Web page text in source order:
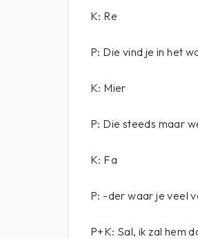
K: Re
P: Die vind je in het
K: Mier
P: Die steeds maar
K: Fa
P: -der waar je veel
P+K: Sal, ik zal hem